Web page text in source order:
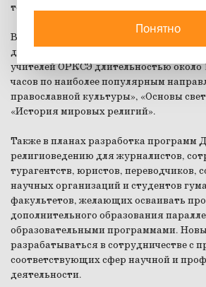
точно отвечали их потребностям».
В марте на факультете будет открыта
дополнительного профессионального
учителей ОРКСЭ длительностью около
часов по наиболее популярным
православной культуры», «Основы
«История мировых религий».
Также в планах разработка программ
религиоведению для журналистов,
турагентств, юристов, переводчиков,
научных организаций и студентов
факультетов, желающих осваивать
дополнительного образования
образовательными программами.
разрабатываться в сотрудничестве с
соответствующих сфер научной и
деятельности.
Понятно